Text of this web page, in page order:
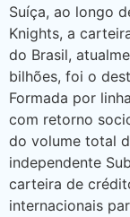
Suíça, ao longo
Knights, a
do Brasil,
bilhões, foi o
Formada por
com retorno
do volume total
independente
carteira de
internacionais